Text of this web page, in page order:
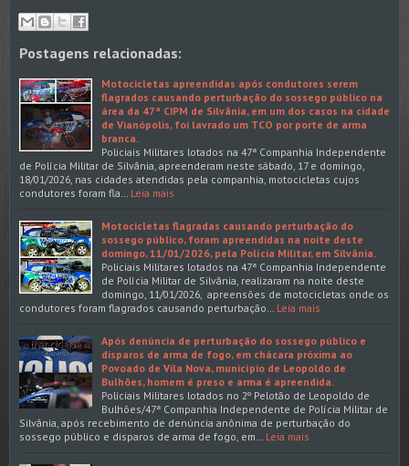
Postagens relacionadas:
Motocicletas apreendidas após condutores serem
flagrados causando perturbação do sossego público na
área da 47ª CIPM de Silvânia, em um dos casos na cidade
de Vianópolis, foi lavrado um TCO por porte de arma
branca.
Policiais Militares lotados na 47ª Companhia Independente
de Polícia Militar de Silvânia, apreenderam neste sábado, 17 e domingo,
18/01/2026, nas cidades atendidas pela companhia, motocicletas cujos
condutores foram fla… Leia mais
Motocicletas flagradas causando perturbação do
sossego público, foram apreendidas na noite deste
domingo, 11/01/2026, pela Polícia Militar, em Silvânia.
Policiais Militares lotados na 47ª Companhia Independente
de Polícia Militar de Silvânia, realizaram na noite deste
domingo, 11/01/2026, apreensões de motocicletas onde os
condutores foram flagrados causando perturbação… Leia mais
Após denúncia de perturbação do sossego público e
disparos de arma de fogo, em chácara próxima ao
Povoado de Vila Nova, município de Leopoldo de
Bulhões, homem é preso e arma é apreendida.
Policiais Militares lotados no 2º Pelotão de Leopoldo de
Bulhões/47ª Companhia Independente de Polícia Militar de
Silvânia, após recebimento de denúncia anônima de perturbação do
sossego público e disparos de arma de fogo, em… Leia mais